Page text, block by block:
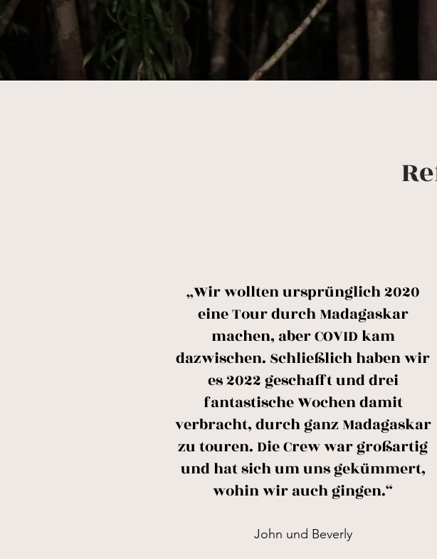
„Wir wollten ursprünglich 2020
eine Tour durch Madagaskar
machen, aber COVID kam
dazwischen. Schließlich haben wir
es 2022 geschafft und drei
fantastische Wochen damit
verbracht, durch ganz Madagaskar
zu touren. Die Crew war großartig
und hat sich um uns gekümmert,
wohin wir auch gingen.“
John und Beverly